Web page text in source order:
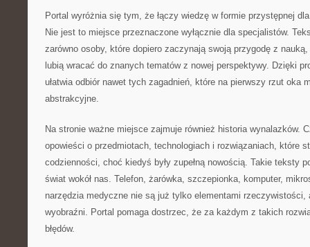
Portal wyróżnia się tym, że łączy wiedzę w formie przystępnej
Nie jest to miejsce przeznaczone wyłącznie dla specjalistów.
zarówno osoby, które dopiero zaczynają swoją przygodę z
lubią wracać do znanych tematów z nowej perspektywy. Dzięki
ułatwia odbiór nawet tych zagadnień, które na pierwszy rzut oka
abstrakcyjne.
Na stronie ważne miejsce zajmuje również historia wynalazków.
opowieści o przedmiotach, technologiach i rozwiązaniach, które
codzienności, choć kiedyś były zupełną nowością. Takie teksty
świat wokół nas. Telefon, żarówka, szczepionka, komputer,
narzędzia medyczne nie są już tylko elementami rzeczywistości,
wyobraźni. Portal pomaga dostrzec, że za każdym z takich
błędów.